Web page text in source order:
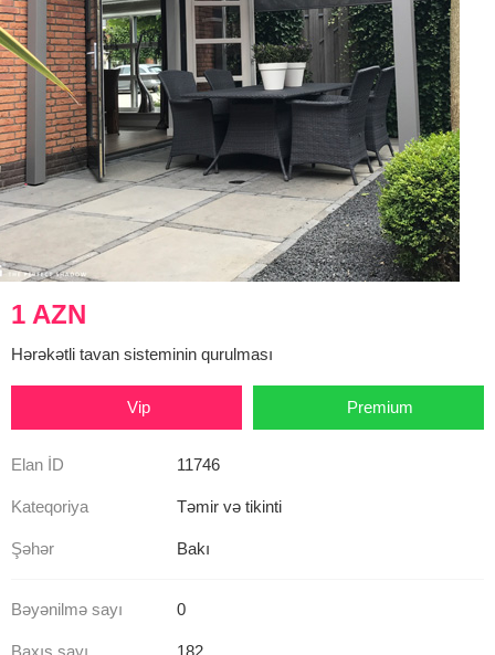
1 AZN
Hərəkətli tavan sisteminin qurulması
Vip Premium
Elan İD 11746
Kateqoriya Təmir və tikinti
Şəhər Bakı
Bəyənilmə sayı 0
Baxış sayı 182